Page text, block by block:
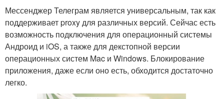
Мессенджер Телеграм является универсальным, так как
поддерживает proxy для различных версий. Сейчас есть
возможность подключения для операционный системы
Андроид и iOS, а также для декстопной версии
операционных систем Mac и Windows. Блокирование
приложения, даже если оно есть, обходится достаточно
легко.